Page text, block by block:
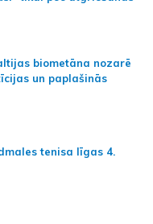
biometāna nozarē
un paplašinās
tenisa līgas 4.